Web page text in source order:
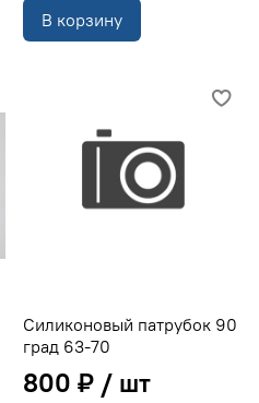
В корзину
Силиконовый патрубок 90
град 63-70
800 ₽